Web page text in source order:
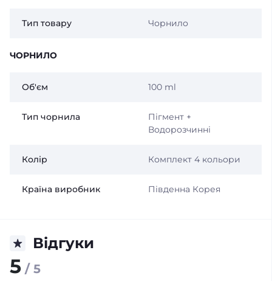
Тип товару Чорнило
ЧОРНИЛО
Об'єм 100 ml
Тип чорнила
Пігмент +
Водорозчинні
Колір Комплект 4 кольори
Країна виробник Південна Корея
Відгуки
5 / 5